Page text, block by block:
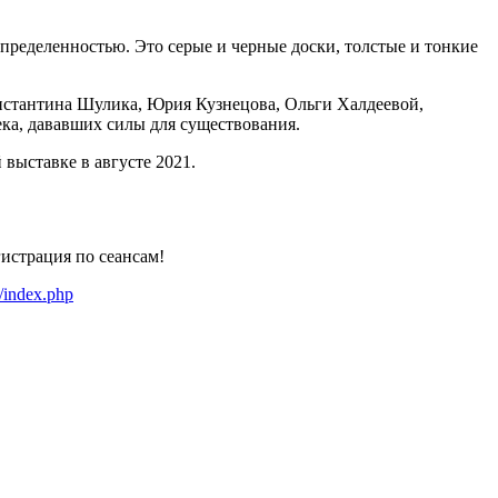
Это серые и черные доски, толстые и тонкие
Шулика, Юрия Кузнецова, Ольги Халдеевой,
дававших силы для существования.
в августе 2021.
по сеансам!
index.php